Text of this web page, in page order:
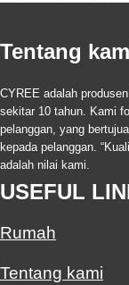
Tentang
CYREE adalah
sekitar 10 tahun. Kami
pelanggan, yang
kepada pelanggan.
adalah nilai kami.
USEFUL
Rumah
Tentang kami